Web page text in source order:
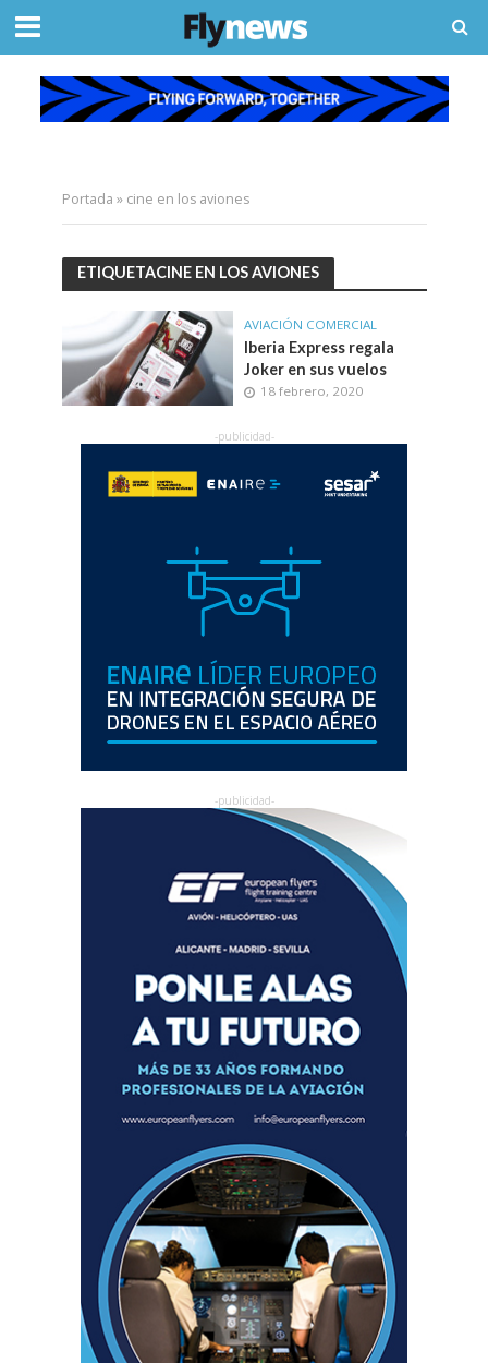
Portada » cine en los aviones
ETIQUETACINE EN LOS AVIONES
AVIACIÓN COMERCIAL
Iberia Express regala
Joker en sus vuelos
18 febrero, 2020